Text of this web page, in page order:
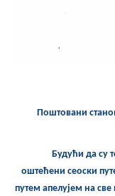
Вијести
Јавни позиви
Поштовани
Будући да су
оштећени сеоски
путем апелујем на